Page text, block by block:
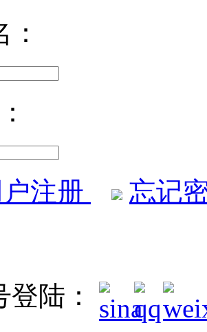
注册 忘记
登陆：